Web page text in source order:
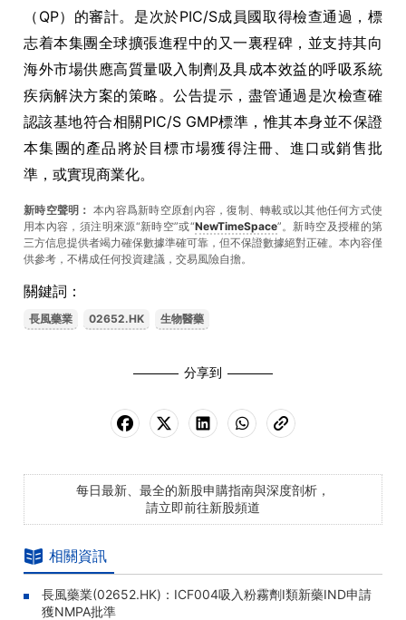
（QP）的審計。是次於PIC/S成員國取得檢查通過，標
志着本集團全球擴張進程中的又一裏程碑，並支持其向
海外市場供應高質量吸入制劑及具成本效益的呼吸系統
疾病解決方案的策略。公告提示，盡管通過是次檢查確
認該基地符合相關PIC/S GMP標準，惟其本身並不保證
本集團的產品將於目標市場獲得注冊、進口或銷售批
準，或實現商業化。
新時空聲明： 本內容爲新時空原創內容，復制、轉載或以其他任何方式使
用本內容，須注明來源“新時空”或“NewTimeSpace”。新時空及授權的第
三方信息提供者竭力確保數據準確可靠，但不保證數據絕對正確。本內容僅
供參考，不構成任何投資建議，交易風險自擔。
關鍵詞：
長風藥業 02652.HK 生物醫藥
分享到
每日最新、最全的新股申購指南與深度剖析，
請立即前往新股頻道
相關資訊
長風藥業(02652.HK)：ICF004吸入粉霧劑I類新藥IND申請
獲NMPA批準